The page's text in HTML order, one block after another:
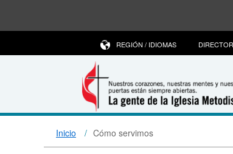
REGIÓN / IDIOMAS
Inicio Cómo servimos